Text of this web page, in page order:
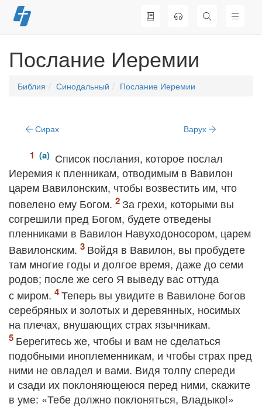
Перейти
к
Послание Иеремии
Библия Синодальный Послание Иеремии
Сирах Варух
Список послания, которое послал
Иеремия к пленникам, отводимым в Вавилон
царем Вавилонским, чтобы возвестить им, что
повелено ему Богом.
За грехи, которыми вы
согрешили пред Богом, будете отведены
пленниками в Вавилон Навуходоносором, царем
Вавилонским.
Войдя в Вавилон, вы пробудете
там многие годы и долгое время, даже до семи
родов; после же сего Я выведу вас оттуда
с миром.
Теперь вы увидите в Вавилоне богов
серебряных и золотых и деревянных, носимых
на плечах, внушающих страх язычникам.
Берегитесь же, чтобы и вам не сделаться
подобными иноплеменникам, и чтобы страх пред
ними не овладел и вами. Видя толпу спереди
и сзади их поклоняющеюся перед ними, скажите
в уме: «Тебе должно поклоняться, Владыко!»